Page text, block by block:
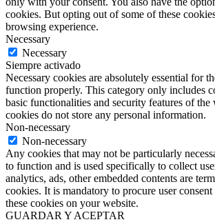
cookies. But opting out of some of these
browsing experience.
Necessary
Necessary
Siempre activado
Necessary cookies are absolutely essential for
function properly. This category only includes
basic functionalities and security features of the
cookies do not store any personal information.
Non-necessary
Non-necessary
Any cookies that may not be particularly
to function and is used specifically to collect
analytics, ads, other embedded contents are
cookies. It is mandatory to procure user
these cookies on your website.
GUARDAR Y ACEPTAR